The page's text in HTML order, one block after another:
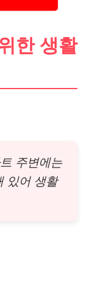
한 생활
주변에는
있어 생활